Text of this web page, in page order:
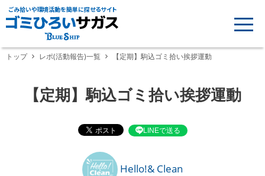
ごみ拾いや環境活動を簡単に探せるサイト
トップ レポ(活動報告)一覧 【定期】駒込ゴミ拾い挨拶運動
【定期】駒込ゴミ拾い挨拶運動
LINEで送る
Hello!& Clean